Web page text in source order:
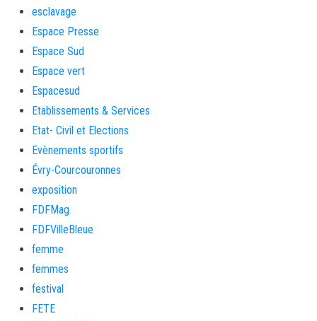
esclavage
Espace Presse
Espace Sud
Espace vert
Espacesud
Etablissements & Services
Etat- Civil et Elections
Evènements sportifs
Évry-Courcouronnes
exposition
FDFMag
FDFVilleBleue
femme
femmes
festival
FETE